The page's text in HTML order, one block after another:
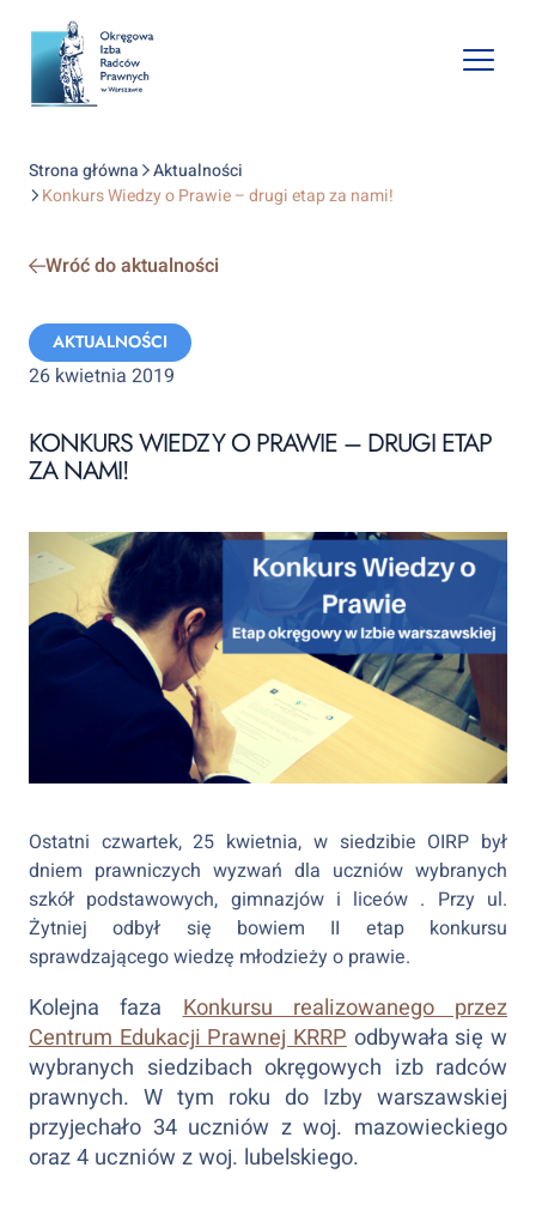
Open
Strona główna
Aktualności
Konkurs Wiedzy o Prawie – drugi etap za nami!
Wróć do aktualności
Categories:
AKTUALNOŚCI
26 kwietnia 2019
KONKURS WIEDZY O PRAWIE – DRUGI ETAP
ZA NAMI!
Ostatni czwartek, 25 kwietnia, w siedzibie OIRP był
dniem prawniczych wyzwań dla uczniów wybranych
szkół podstawowych, gimnazjów i liceów . Przy ul.
Żytniej odbył się bowiem II etap konkursu
sprawdzającego wiedzę młodzieży o prawie.
Kolejna fazaKonkursu realizowanego przez
Centrum Edukacji Prawnej KRRP odbywała się w
wybranych siedzibach okręgowych izb radców
prawnych. W tym roku do Izby warszawskiej
przyjechało 34 uczniów z woj. mazowieckiego
oraz 4 uczniów z woj. lubelskiego.